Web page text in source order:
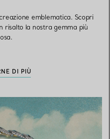
emblematica. Scopri
risalto la nostra gemma più
DI PIÙ